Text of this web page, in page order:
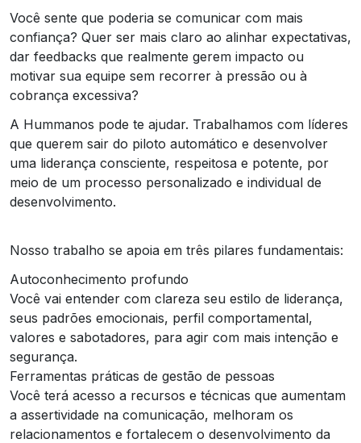
Você sente que poderia se comunicar com mais
confiança? Quer ser mais claro ao alinhar expectativas,
dar feedbacks que realmente gerem impacto ou
motivar sua equipe sem recorrer à pressão ou à
cobrança excessiva?
A Hummanos pode te ajudar. Trabalhamos com líderes
que querem sair do piloto automático e desenvolver
uma liderança consciente, respeitosa e potente, por
meio de um processo personalizado e individual de
desenvolvimento.
Nosso trabalho se apoia em três pilares fundamentais:
Autoconhecimento profundo
Você vai entender com clareza seu estilo de liderança,
seus padrões emocionais, perfil comportamental,
valores e sabotadores, para agir com mais intenção e
segurança.
Ferramentas práticas de gestão de pessoas
Você terá acesso a recursos e técnicas que aumentam
a assertividade na comunicação, melhoram os
relacionamentos e fortalecem o desenvolvimento da